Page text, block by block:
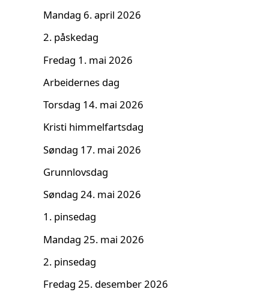
Mandag 6. april 2026
2. påskedag
Fredag 1. mai 2026
Arbeidernes dag
Torsdag 14. mai 2026
Kristi himmelfartsdag
Søndag 17. mai 2026
Grunnlovsdag
Søndag 24. mai 2026
1. pinsedag
Mandag 25. mai 2026
2. pinsedag
Fredag 25. desember 2026